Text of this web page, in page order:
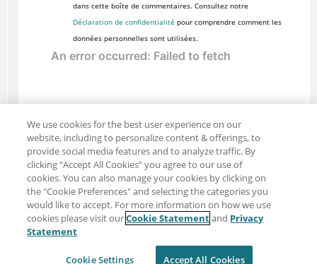
dans cette boîte de commentaires. Consultez notre
Déclaration de confidentialité pour comprendre comment les
données personnelles sont utilisées.
Partager : Courriel
Twitter
Clause de non-responsabilité
Intimité
We use cookies for the best user experience on our
website, including to personalize content & offerings, to
provide social media features and to analyze traffic. By
clicking “Accept All Cookies” you agree to our use of
cookies. You can also manage your cookies by clicking on
the "Cookie Preferences" and selecting the categories you
would like to accept. For more information on how we use
cookies please visit ourCookie Statementand Privacy
Statement
Cookie Settings Accept All Cookies